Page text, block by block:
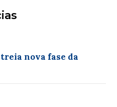
nova fase da